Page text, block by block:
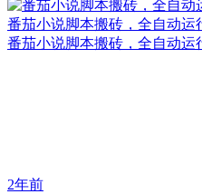
番茄小说脚本搬砖，全自动运
番茄小说脚本搬砖，全自动运
2年前